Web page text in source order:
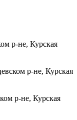
р-не, Курская
р-не, Курская
р-не, Курская